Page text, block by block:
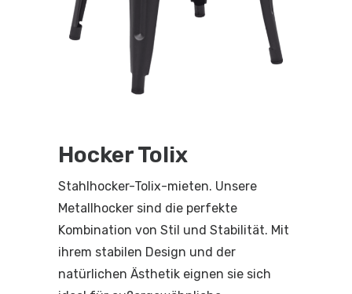
Hocker Tolix
Stahlhocker-Tolix-mieten. Unsere
Metallhocker sind die perfekte
Kombination von Stil und Stabilität. Mit
ihrem stabilen Design und der
natürlichen Ästhetik eignen sie sich